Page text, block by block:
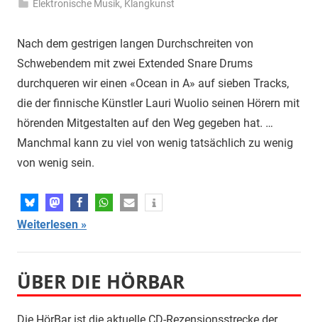
Elektronische Musik, Klangkunst
Nach dem gestrigen langen Durchschreiten von
Schwebendem mit zwei Extended Snare Drums
durchqueren wir einen «Ocean in A» auf sieben Tracks,
die der finnische Künstler Lauri Wuolio seinen Hörern mit
hörenden Mitgestalten auf den Weg gegeben hat. …
Manchmal kann zu viel von wenig tatsächlich zu wenig
von wenig sein.
Weiterlesen
ÜBER DIE HÖRBAR